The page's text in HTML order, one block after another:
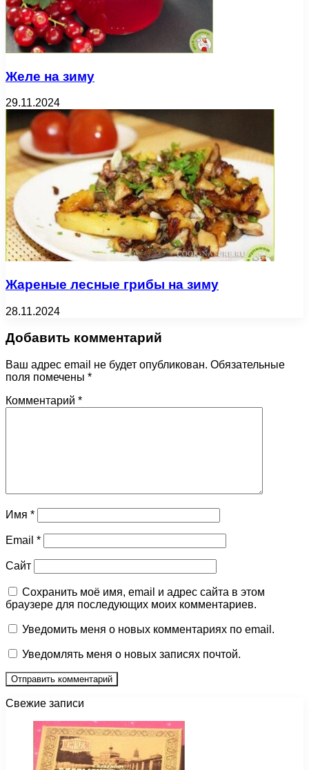
Желе на зиму
29.11.2024
Жареные лесные грибы на зиму
28.11.2024
Добавить комментарий
Ваш адрес email не будет опубликован. Обязательные
поля помечены *
Комментарий *
Имя *
Email *
Сайт
Сохранить моё имя, email и адрес сайта в этом
браузере для последующих моих комментариев.
Уведомить меня о новых комментариях по email.
Уведомлять меня о новых записях почтой.
Свежие записи